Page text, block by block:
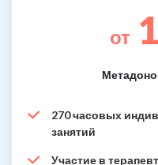
от
270 часовых
занятий
Участие в